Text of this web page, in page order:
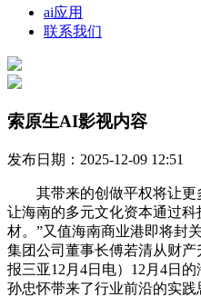
ai应用
联系我们
索原生AI影视内容
发布日期：2025-12-09 12:51
其带来的创做平权将让更
让海南的多元文化资本通过
材。”又值海南商业港即将封
集团公司董事长傅若清从财
报三亚12月4日电）12月4日
孙忠怀带来了行业前沿的实